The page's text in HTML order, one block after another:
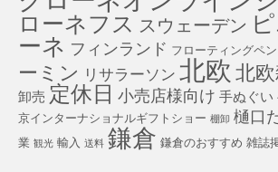
ローネフススウェーデン
ーネ フィンランド フローティングペン
ーミン リサラーソン 北欧北
卸売 定休日 小売店様向け 手ぬぐい
京インターナショナルギフトショー 棚卸 樋口
業 観光 輸入 送料 鎌倉 鎌倉のおすすめ 雑誌